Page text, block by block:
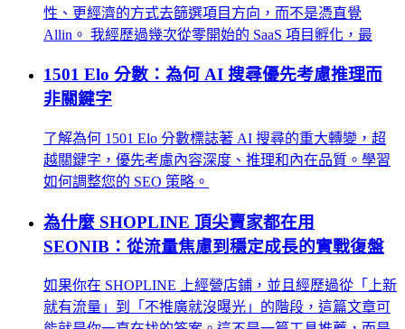
性、更經濟的方式去篩選項目方向，而不是憑直覺
Allin。 我經歷過幾次從零開始的 SaaS 項目孵化，最
1501 Elo 分數：為何 AI 搜尋優先考慮推理而
非關鍵字
了解為何 1501 Elo 分數標誌著 AI 搜尋的重大轉變，超
越關鍵字，優先考慮內容深度、推理和內在品質。學習
如何調整您的 SEO 策略。
為什麼 SHOPLINE 頂尖賣家都在用
SEONIB：從流量焦慮到穩定成長的實戰復盤
如果你在 SHOPLINE 上經營店鋪，並且經歷過從「上新
就有流量」到「不推廣就沒曝光」的階段，這篇文章可